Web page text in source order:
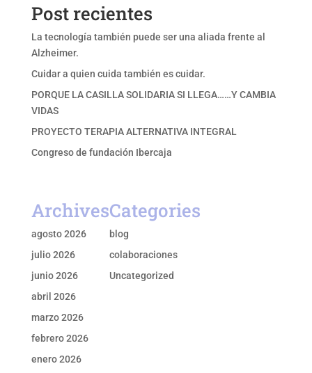
Post recientes
La tecnología también puede ser una aliada frente al
Alzheimer.
Cuidar a quien cuida también es cuidar.
PORQUE LA CASILLA SOLIDARIA SI LLEGA……Y CAMBIA
VIDAS
PROYECTO TERAPIA ALTERNATIVA INTEGRAL
Congreso de fundación Ibercaja
Archives
agosto 2026
julio 2026
junio 2026
abril 2026
marzo 2026
febrero 2026
enero 2026
Categories
blog
colaboraciones
Uncategorized